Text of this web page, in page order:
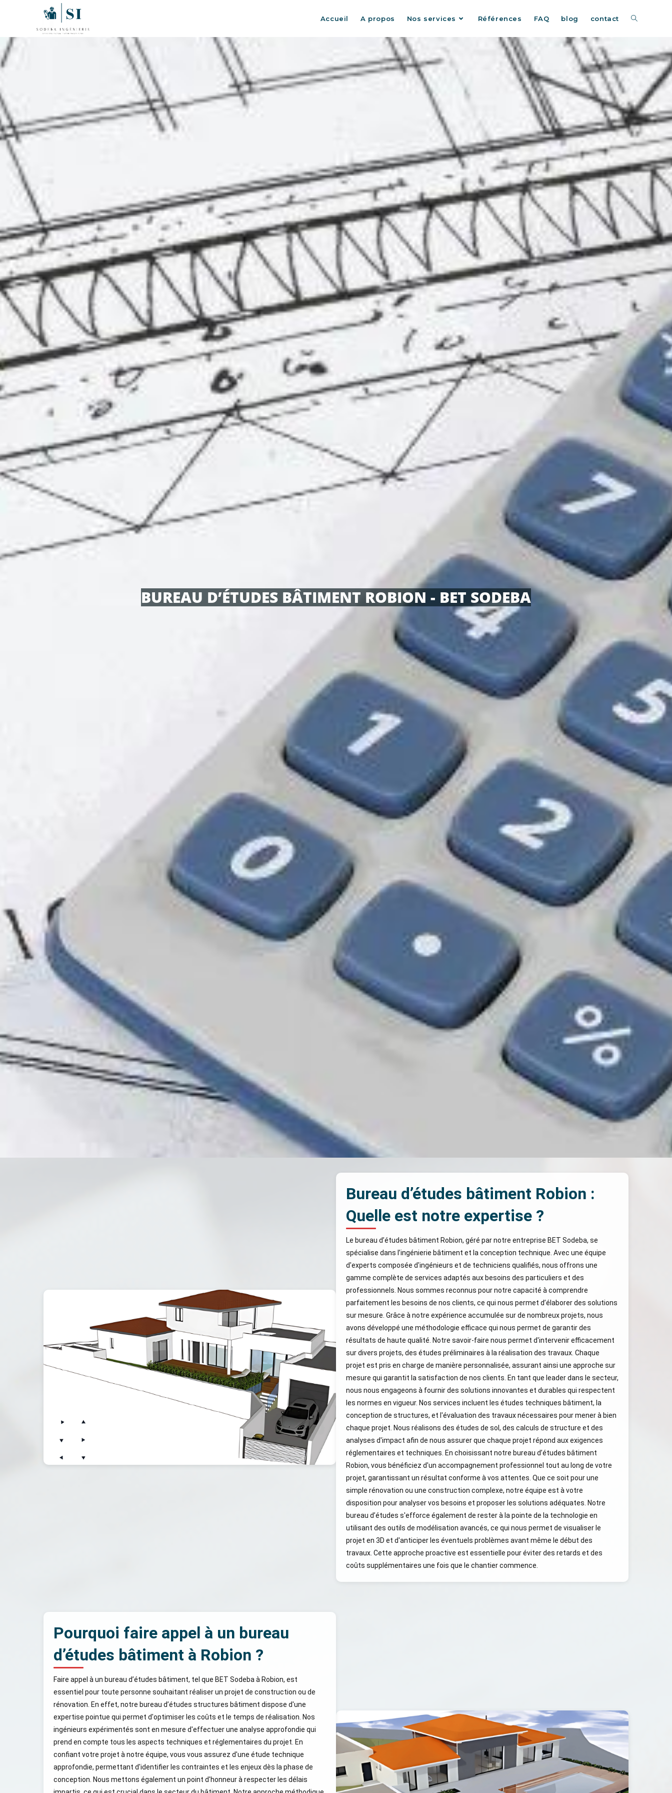
Accueil A propos Nos services Références FAQ blog contact
BUREAU D’ÉTUDES BÂTIMENT ROBION - BET SODEBA
Bureau d’études bâtiment Robion :
Quelle est notre expertise ?
Le bureau d’études bâtiment Robion, géré par notre entreprise BET Sodeba, se
spécialise dans l’ingénierie bâtiment et la conception technique. Avec une équipe
d'experts composée d'ingénieurs et de techniciens qualifiés, nous offrons une
gamme complète de services adaptés aux besoins des particuliers et des
professionnels. Nous sommes reconnus pour notre capacité à comprendre
parfaitement les besoins de nos clients, ce qui nous permet d’élaborer des solutions
sur mesure. Grâce à notre expérience accumulée sur de nombreux projets, nous
avons développé une méthodologie efficace qui nous permet de garantir des
résultats de haute qualité. Notre savoir-faire nous permet d'intervenir efficacement
sur divers projets, des études préliminaires à la réalisation des travaux. Chaque
projet est pris en charge de manière personnalisée, assurant ainsi une approche sur
mesure qui garantit la satisfaction de nos clients. En tant que leader dans le secteur,
nous nous engageons à fournir des solutions innovantes et durables qui respectent
les normes en vigueur. Nos services incluent les études techniques bâtiment, la
conception de structures, et l'évaluation des travaux nécessaires pour mener à bien
chaque projet. Nous réalisons des études de sol, des calculs de structure et des
analyses d'impact afin de nous assurer que chaque projet répond aux exigences
réglementaires et techniques. En choisissant notre bureau d’études bâtiment
Robion, vous bénéficiez d'un accompagnement professionnel tout au long de votre
projet, garantissant un résultat conforme à vos attentes. Que ce soit pour une
simple rénovation ou une construction complexe, notre équipe est à votre
disposition pour analyser vos besoins et proposer les solutions adéquates. Notre
bureau d’études s'efforce également de rester à la pointe de la technologie en
utilisant des outils de modélisation avancés, ce qui nous permet de visualiser le
projet en 3D et d'anticiper les éventuels problèmes avant même le début des
travaux. Cette approche proactive est essentielle pour éviter des retards et des
coûts supplémentaires une fois que le chantier commence.
Pourquoi faire appel à un bureau
d’études bâtiment à Robion ?
Faire appel à un bureau d’études bâtiment, tel que BET Sodeba à Robion, est
essentiel pour toute personne souhaitant réaliser un projet de construction ou de
rénovation. En effet, notre bureau d’études structures bâtiment dispose d'une
expertise pointue qui permet d'optimiser les coûts et le temps de réalisation. Nos
ingénieurs expérimentés sont en mesure d'effectuer une analyse approfondie qui
prend en compte tous les aspects techniques et réglementaires du projet. En
confiant votre projet à notre équipe, vous vous assurez d'une étude technique
approfondie, permettant d'identifier les contraintes et les enjeux dès la phase de
conception. Nous mettons également un point d'honneur à respecter les délais